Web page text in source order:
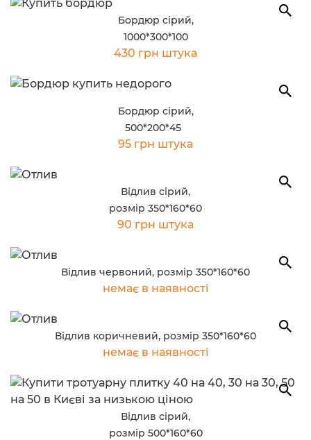
Бордюр сірий,
1000*300*100
430 грн штука
Бордюр сірий,
500*200*45
95 грн штука
Відлив сірий,
розмір 350*160*60
90 грн штука
Відлив червоний, розмір 350*160*60
немає в наявності
Відлив коричневий, розмір 350*160*60
немає в наявності
Відлив сірий,
розмір 500*160*60